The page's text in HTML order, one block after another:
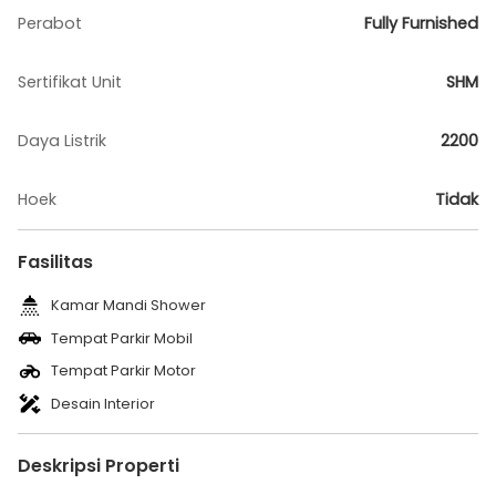
Perabot Fully Furnished
Sertifikat Unit SHM
Daya Listrik 2200
Hoek Tidak
Fasilitas
Kamar Mandi Shower
Tempat Parkir Mobil
Tempat Parkir Motor
Desain Interior
Deskripsi Properti